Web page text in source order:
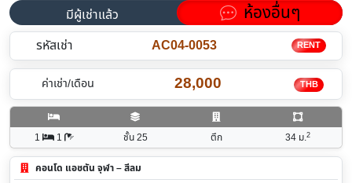
มีผู้เช่าแล้ว ห้องอื่นๆ
รหัสเช่า AC04-0053 RENT
ค่าเช่า/เดือน 28,000 THB
1 1 ชั้น 25 ตึก 34 ม.2
คอนโด แอชตัน จุฬา – สีลม